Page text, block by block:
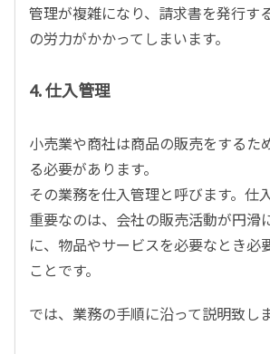
管理が複雑になり、請求書を発行す
の労力がかかってしまいます。
4. 仕入管理
小売業や商社は商品の販売をするた
る必要があります。
その業務を仕入管理と呼びます。仕
重要なのは、会社の販売活動が円滑
に、物品やサービスを必要なとき必
ことです。
では、業務の手順に沿って説明致しま